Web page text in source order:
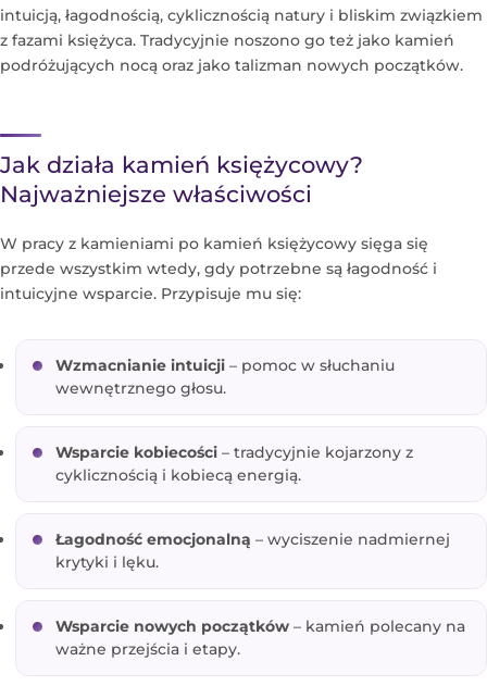
intuicją, łagodnością, cyklicznością natury i bliskim związkiem
z fazami księżyca. Tradycyjnie noszono go też jako kamień
podróżujących nocą oraz jako talizman nowych początków.
Jak działa kamień księżycowy?
Najważniejsze właściwości
W pracy z kamieniami po kamień księżycowy sięga się
przede wszystkim wtedy, gdy potrzebne są łagodność i
intuicyjne wsparcie. Przypisuje mu się:
Wzmacnianie intuicji – pomoc w słuchaniu
wewnętrznego głosu.
Wsparcie kobiecości – tradycyjnie kojarzony z
cyklicznością i kobiecą energią.
Łagodność emocjonalną – wyciszenie nadmiernej
krytyki i lęku.
Wsparcie nowych początków – kamień polecany na
ważne przejścia i etapy.